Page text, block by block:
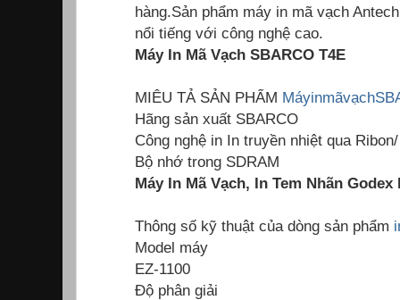
hàng.Sản phẩm máy in mã vạch
nổi tiếng với công nghệ cao.
Máy In Mã Vạch SBARCO T4E
MIÊU TẢ SẢN PHẨM
Hãng sản xuất SBARCO
Công nghệ in In truyền nhiệt qua
Bộ nhớ trong SDRAM
Máy In Mã Vạch, In Tem Nhãn Godex
Thông số kỹ thuật của dòng sản phẩm
Model máy
EZ-1100
Độ phân giải